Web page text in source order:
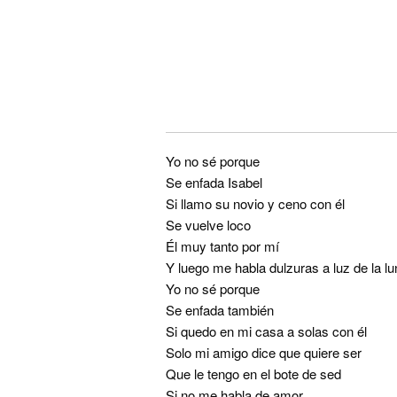
Yo no sé porque
Se enfada Isabel
Si llamo su novio y ceno con él
Se vuelve loco
Él muy tanto por mí
Y luego me habla dulzuras a luz de la
Yo no sé porque
Se enfada también
Si quedo en mi casa a solas con él
Solo mi amigo dice que quiere ser
Que le tengo en el bote de sed